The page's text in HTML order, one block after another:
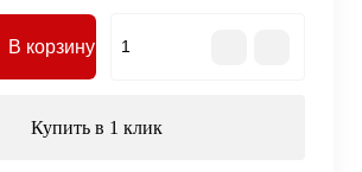
В корзину
Купить в 1 клик